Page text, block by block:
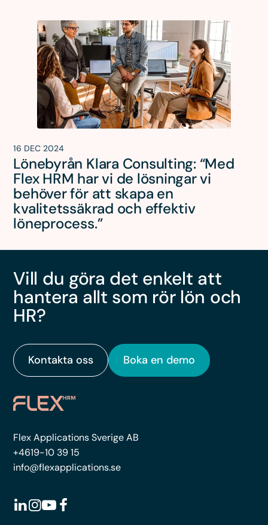
16 DEC 2024
Lönebyrån Klara Consulting: “Med
Flex HRM har vi de lösningar vi
behöver för att skapa en
kvalitetssäkrad och effektiv
löneprocess.”
Vill du göra det enkelt att
hantera allt som rör lön och
HR?
Kontakta oss Boka en demo
Flex Applications Sverige AB
+4619-10 39 15
info@flexapplications.se